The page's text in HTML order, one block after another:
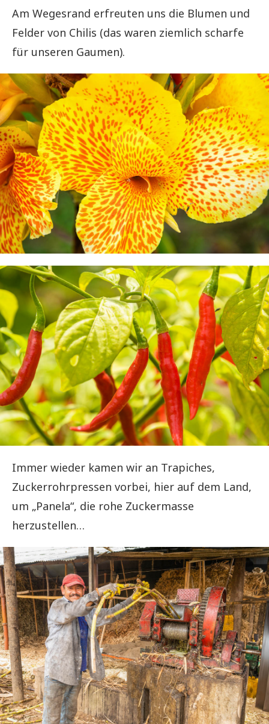
Am Wegesrand erfreuten uns die Blumen und
Felder von Chilis (das waren ziemlich scharfe
für unseren Gaumen).
Immer wieder kamen wir an Trapiches,
Zuckerrohrpressen vorbei, hier auf dem Land,
um „Panela“, die rohe Zuckermasse
herzustellen…